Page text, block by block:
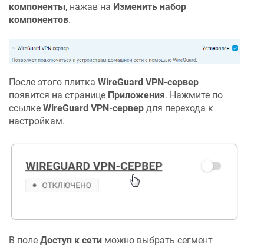
компоненты, нажав на Изменить набор
компонентов.
После этого плитка WireGuard VPN-сервер
появится на странице Приложения. Нажмите по
ссылке WireGuard VPN-сервер для перехода к
настройкам.
В поле Доступ к сети можно выбрать сегмент